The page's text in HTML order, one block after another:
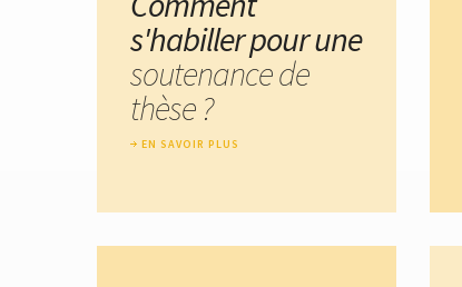
s'habiller pour une
soutenance de
thèse ?
EN SAVOIR PLUS